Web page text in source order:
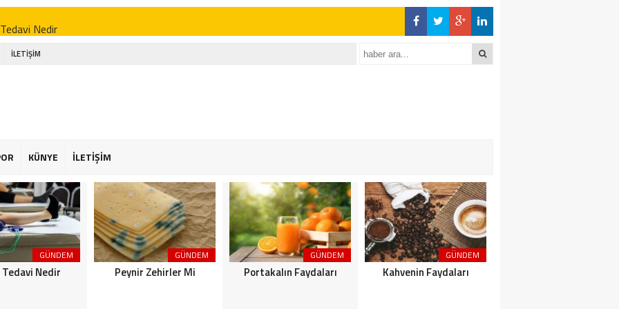
Nedir
Zehirler Mi
Faydaları
Şekeriniz Olabilir! İnteraktif Öğren
Osimhen Kimdir
İLETİŞİM
KÜNYE İLETİŞİM
GÜNDEM
Nedir
GÜNDEM
Peynir Zehirler Mi
GÜNDEM
Portakalın Faydaları
GÜNDEM
Kahvenin Faydaları